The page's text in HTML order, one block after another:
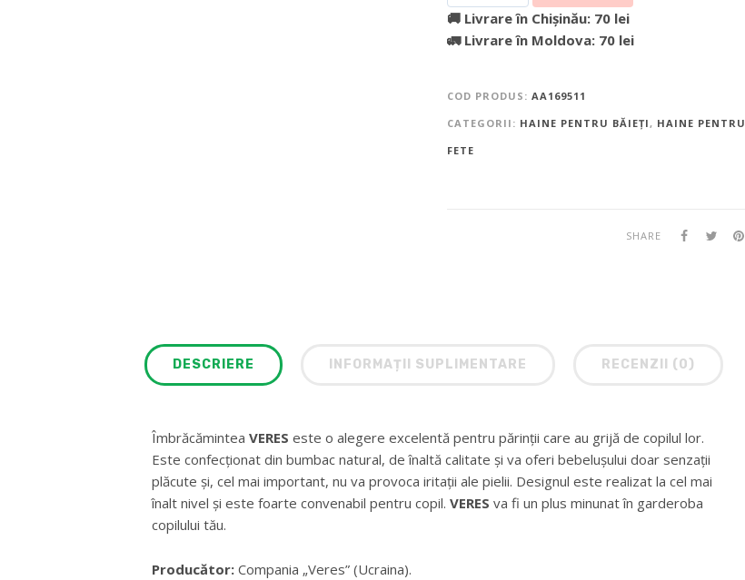
🚚 Livrare în Chișinău: 70 lei
🚛 Livrare în Moldova: 70 lei
COD PRODUS: AA169511
CATEGORII: HAINE PENTRU BĂIEȚI , HAINE PENTRU
FETE
SHARE
DESCRIERE INFORMAȚII SUPLIMENTARE RECENZII (0)
Îmbrăcămintea VERES este o alegere excelentă pentru părinții care au grijă de copilul lor.
Este confecționat din bumbac natural, de înaltă calitate și va oferi bebelușului doar senzații
plăcute și, cel mai important, nu va provoca iritații ale pielii. Designul este realizat la cel mai
înalt nivel și este foarte convenabil pentru copil. VERES va fi un plus minunat în garderoba
copilului tău.
Producător: Compania „Veres” (Ucraina).